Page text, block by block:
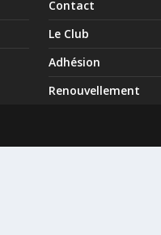
Contact
Le Club
Adhésion
Renouvellement